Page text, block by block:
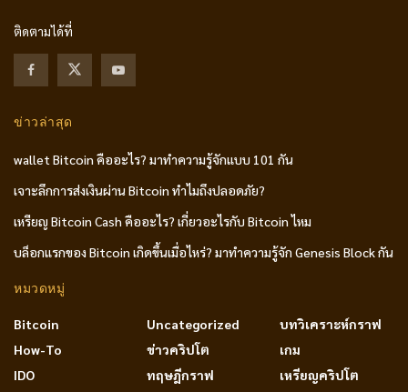
ติดตามได้ที่
ข่าวล่าสุด
wallet Bitcoin คืออะไร? มาทำความรู้จักแบบ 101 กัน
เจาะลึกการส่งเงินผ่าน Bitcoin ทำไมถึงปลอดภัย?
เหรียญ Bitcoin Cash คืออะไร? เกี่ยวอะไรกับ Bitcoin ไหม
บล็อกแรกของ Bitcoin เกิดขึ้นเมื่อไหร่? มาทำความรู้จัก Genesis Block กัน
หมวดหมู่
Bitcoin
How-To
IDO
Uncategorized
ข่าวคริปโต
ทฤษฎีกราฟ
บทวิเคราะห์กราฟ
เกม
เหรียญคริปโต